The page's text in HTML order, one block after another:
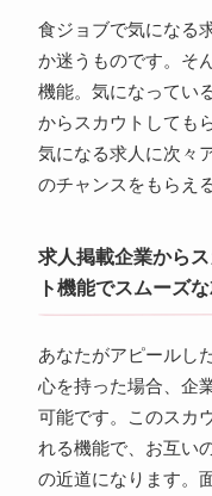
食ジョブで気になる
か迷うものです。そ
機能。気になってい
からスカウトしても
気になる求人に次々
のチャンスをもらえ
求人掲載企業から
ト機能でスムーズ
あなたがアピールし
心を持った場合、企
可能です。このスカ
れる機能で、お互い
の近道になります。